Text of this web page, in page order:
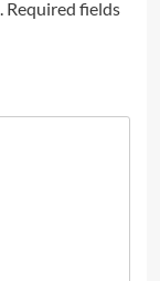
Required fields